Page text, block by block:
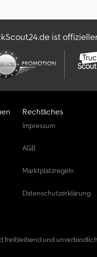
ist
Rechtliches
Impressum
AGB
Marktplatzregeln
Datenschutzerklärung
freibleibend und